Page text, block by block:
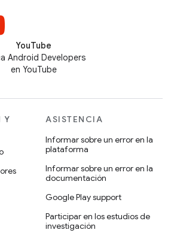
YouTube
Android Developers
en YouTube
Y
ASISTENCIA
Informar sobre un error en la
plataforma
Informar sobre un error en la
documentación
Google Play support
Participar en los estudios de
investigación